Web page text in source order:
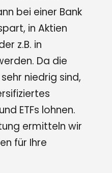
bei einer Bank
in Aktien
z.B. in
Da die
niedrig sind,
ETFs lohnen.
ermitteln wir
für Ihre